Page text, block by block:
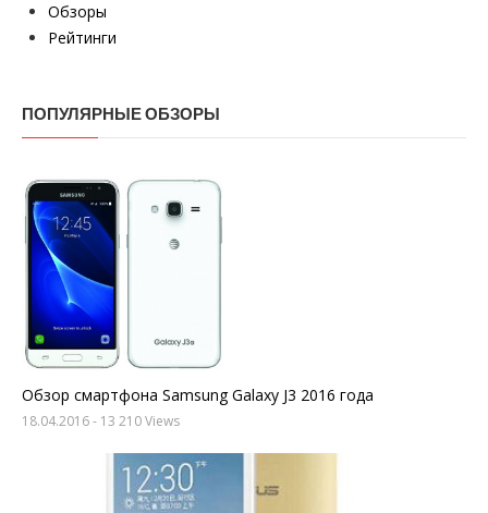
Обзоры
Рейтинги
ПОПУЛЯРНЫЕ ОБЗОРЫ
Обзор смартфона Samsung Galaxy J3 2016 года
18.04.2016- 13 210 Views